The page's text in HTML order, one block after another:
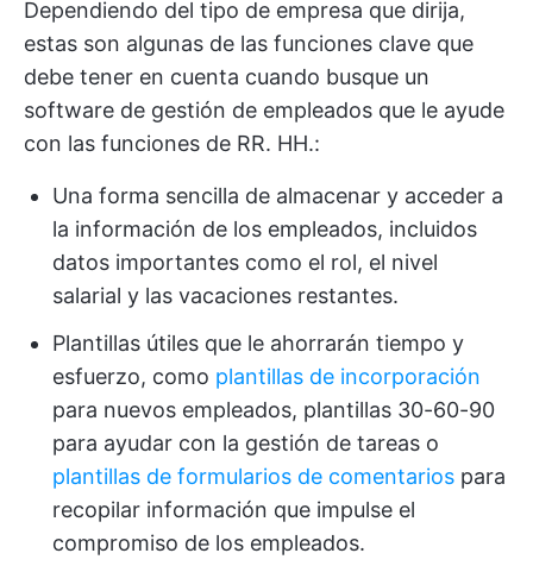
Dependiendo del tipo de empresa que dirija,
estas son algunas de las funciones clave que
debe tener en cuenta cuando busque un
software de gestión de empleados que le ayude
con las funciones de RR. HH.:
Una forma sencilla de almacenar y acceder a
la información de los empleados, incluidos
datos importantes como el rol, el nivel
salarial y las vacaciones restantes.
Plantillas útiles que le ahorrarán tiempo y
esfuerzo, como plantillas de incorporación
para nuevos empleados, plantillas 30-60-90
para ayudar con la gestión de tareas o
plantillas de formularios de comentarios para
recopilar información que impulse el
compromiso de los empleados.